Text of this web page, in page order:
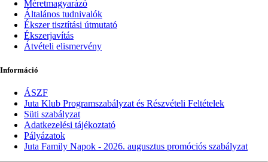
Méretmagyarázó
Általános tudnivalók
Ékszer tisztítási útmutató
Ékszerjavítás
Átvételi elismervény
Információ
ÁSZF
Juta Klub Programszabályzat és Részvételi Feltételek
Süti szabályzat
Adatkezelési tájékoztató
Pályázatok
Juta Family Napok - 2026. augusztus promóciós szabályzat